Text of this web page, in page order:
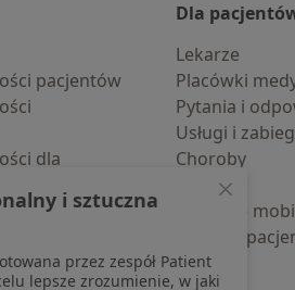
pacjentów
dla
wyszukiwania
Dla
Lekarze
Placówki
Pytania i
Usługi i
Choroby
Pomoc
Aplikacje
Blog dla
i sztuczna
przez zespół Patient
lepsze zrozumienie, w jaki